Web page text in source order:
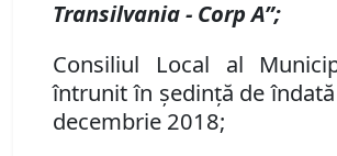
Transilvania - Corp A”;
Consiliul Local al
întrunit în şedinţă de
decembrie 2018;